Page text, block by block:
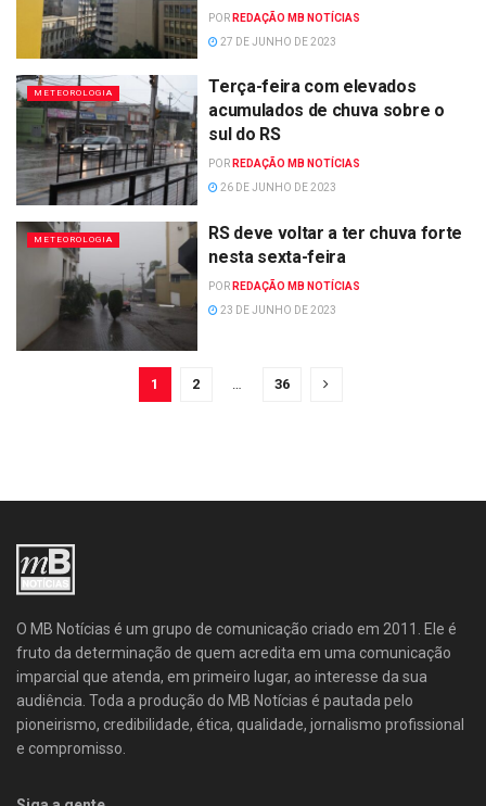
POR REDAÇÃO MB NOTÍCIAS
27 DE JUNHO DE 2023
METEOROLOGIA
Terça-feira com elevados
acumulados de chuva sobre o
sul do RS
POR REDAÇÃO MB NOTÍCIAS
26 DE JUNHO DE 2023
METEOROLOGIA
RS deve voltar a ter chuva forte
nesta sexta-feira
POR REDAÇÃO MB NOTÍCIAS
23 DE JUNHO DE 2023
1 2 … 36
O MB Notícias é um grupo de comunicação criado em 2011. Ele é
fruto da determinação de quem acredita em uma comunicação
imparcial que atenda, em primeiro lugar, ao interesse da sua
audiência. Toda a produção do MB Notícias é pautada pelo
pioneirismo, credibilidade, ética, qualidade, jornalismo profissional
e compromisso.